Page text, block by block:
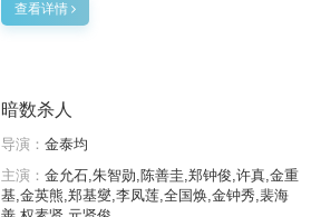
查看详情
暗数杀人
导演： 金泰均
主演： 金允石,朱智勋,陈善圭,郑钟俊,许真,金重
基,金英熊,郑基燮,李凤莲,全国焕,金钟秀,裴海